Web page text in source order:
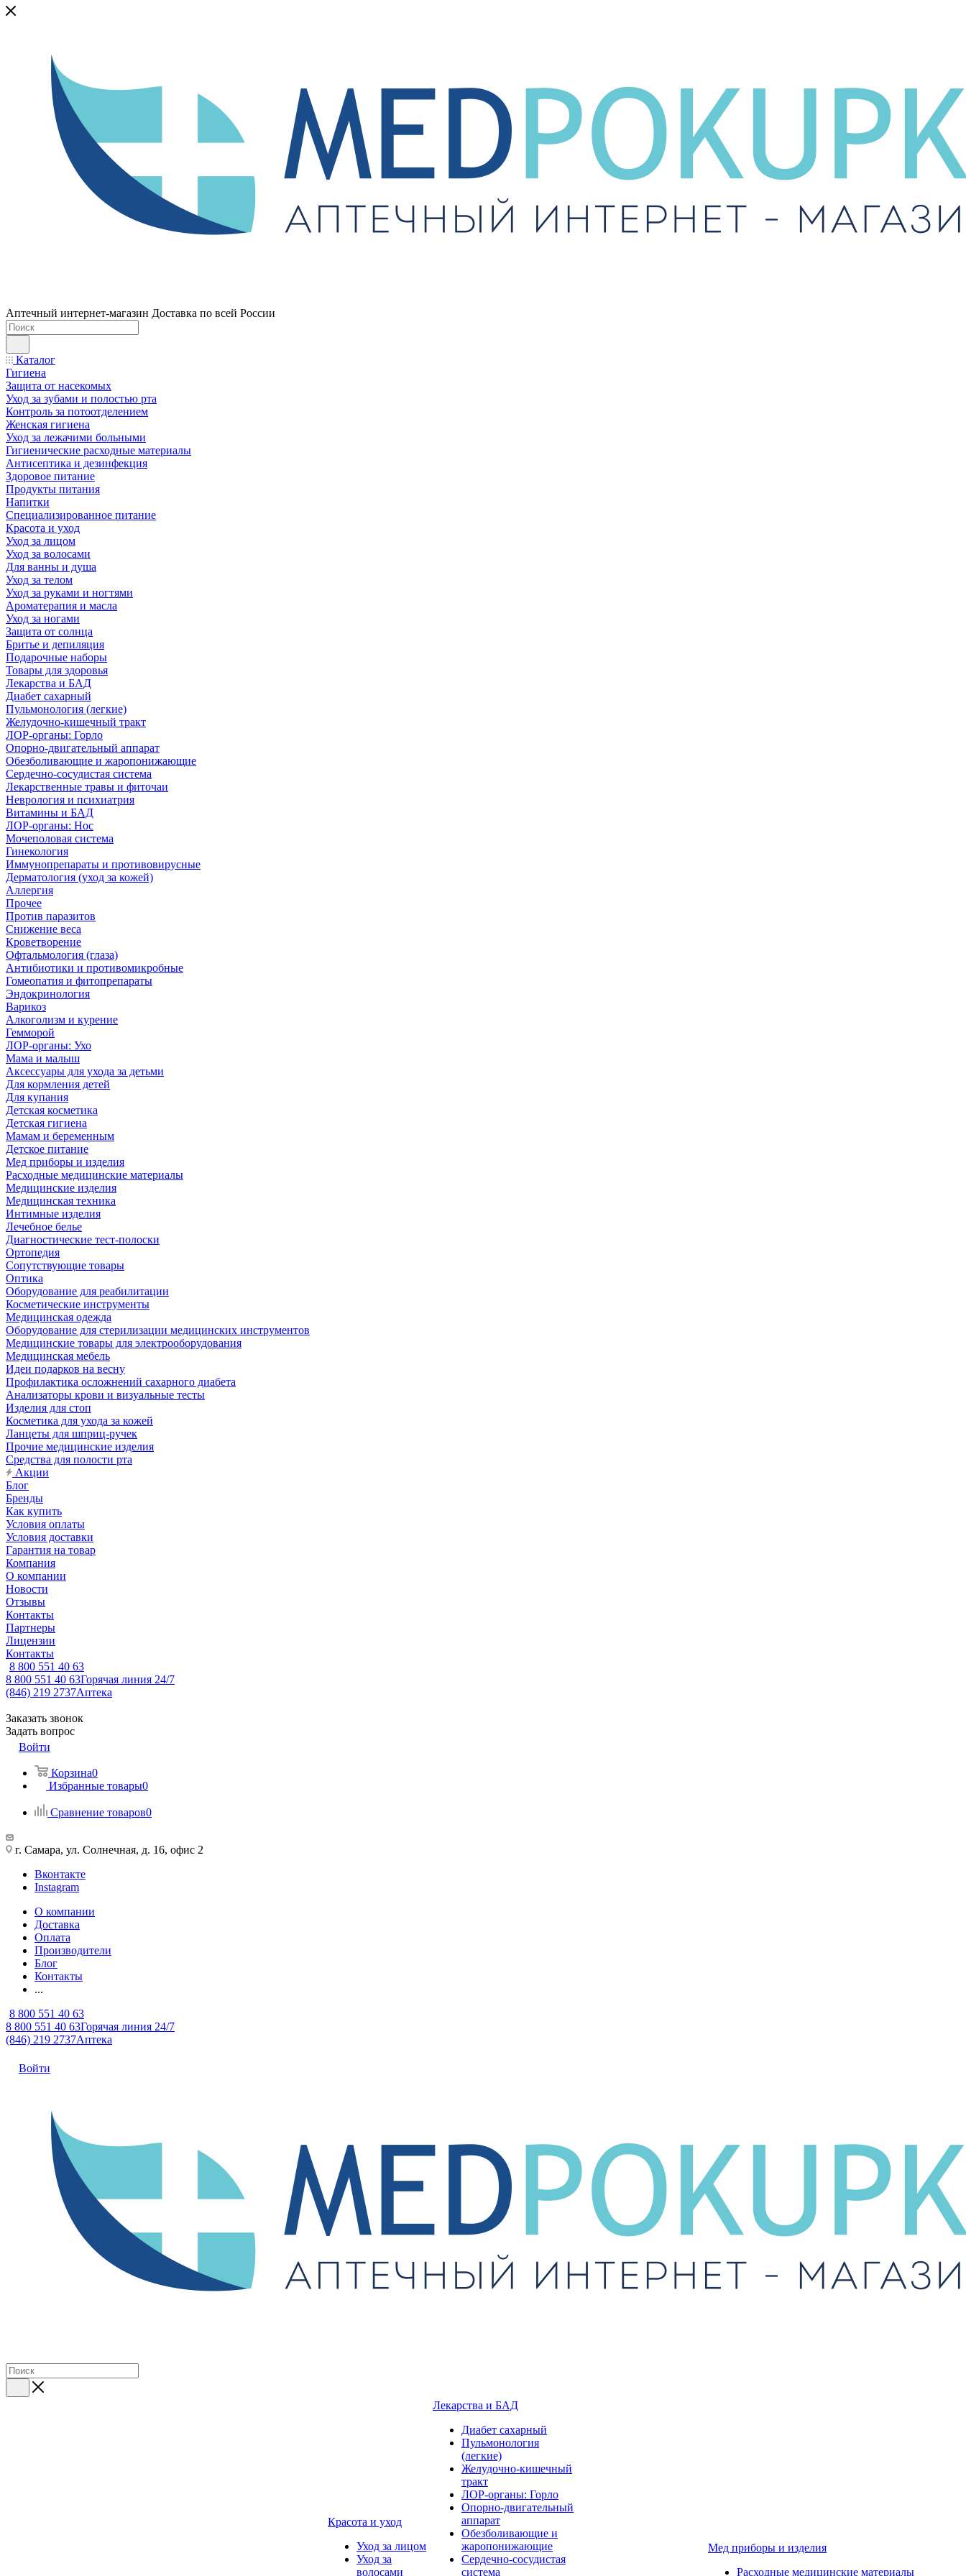
Аптечный интернет-магазин Доставка по всей России
Каталог
Гигиена
Защита от насекомых
Уход за зубами и полостью рта
Контроль за потоотделением
Женская гигиена
Уход за лежачими больными
Гигиенические расходные материалы
Антисептика и дезинфекция
Здоровое питание
Продукты питания
Напитки
Специализированное питание
Красота и уход
Уход за лицом
Уход за волосами
Для ванны и душа
Уход за телом
Уход за руками и ногтями
Ароматерапия и масла
Уход за ногами
Защита от солнца
Бритье и депиляция
Подарочные наборы
Товары для здоровья
Лекарства и БАД
Диабет сахарный
Пульмонология (легкие)
Желудочно-кишечный тракт
ЛОР-органы: Горло
Опорно-двигательный аппарат
Обезболивающие и жаропонижающие
Сердечно-сосудистая система
Лекарственные травы и фиточаи
Неврология и психиатрия
Витамины и БАД
ЛОР-органы: Нос
Мочеполовая система
Гинекология
Иммунопрепараты и противовирусные
Дерматология (уход за кожей)
Аллергия
Прочее
Против паразитов
Снижение веса
Кроветворение
Офтальмология (глаза)
Антибиотики и противомикробные
Гомеопатия и фитопрепараты
Эндокринология
Варикоз
Алкоголизм и курение
Гемморой
ЛОР-органы: Ухо
Мама и малыш
Аксессуары для ухода за детьми
Для кормления детей
Для купания
Детская косметика
Детская гигиена
Мамам и беременным
Детское питание
Мед приборы и изделия
Расходные медицинские материалы
Медицинские изделия
Медицинская техника
Интимные изделия
Лечебное белье
Диагностические тест-полоски
Ортопедия
Сопутствующие товары
Оптика
Оборудование для реабилитации
Косметические инструменты
Медицинская одежда
Оборудование для стерилизации медицинских инструментов
Медицинские товары для электрооборудования
Медицинская мебель
Идеи подарков на весну
Профилактика осложнений сахарного диабета
Анализаторы крови и визуальные тесты
Изделия для стоп
Косметика для ухода за кожей
Ланцеты для шприц-ручек
Прочие медицинские изделия
Средства для полости рта
Акции
Блог
Бренды
Как купить
Условия оплаты
Условия доставки
Гарантия на товар
Компания
О компании
Новости
Отзывы
Контакты
Партнеры
Лицензии
Контакты
8 800 551 40 63
8 800 551 40 63Горячая линия 24/7
(846) 219 2737Аптека
Заказать звонок
Задать вопрос
Войти
Корзина0
Избранные товары0
Сравнение товаров0
г. Самара, ул. Солнечная, д. 16, офис 2
Вконтакте
Instagram
О компании
Доставка
Оплата
Производители
Блог
Контакты
...
8 800 551 40 63
8 800 551 40 63Горячая линия 24/7
(846) 219 2737Аптека
Войти
Красота и уход
Уход за лицом
Уход за
волосами
Лекарства и БАД
Диабет сахарный
Пульмонология
(легкие)
Желудочно-кишечный
тракт
ЛОР-органы: Горло
Опорно-двигательный
аппарат
Обезболивающие и
жаропонижающие
Сердечно-сосудистая
система
Мед приборы и изделия
Расходные медицинские материалы